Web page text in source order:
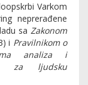
Varkom
neprerađene
sa Zakonom
i Pravilnikom o
analiza i
za ljudsku